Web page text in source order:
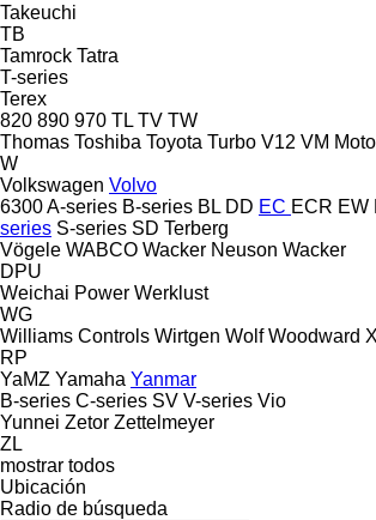
Takeuchi
TB
Tamrock Tatra
T-series
Terex
820 890 970 TL TV TW
Thomas Toshiba Toyota Turbo V12 VM
W
Volkswagen Volvo
6300A-series B-series BL DD EC ECR EW
series S-series SD Terberg
Vögele WABCO Wacker Neuson Wacker
DPU
Weichai Power Werklust
WG
Williams Controls Wirtgen Wolf Woodward
RP
YaMZ Yamaha Yanmar
B-series C-series SV V-series Vio
Yunnei Zetor Zettelmeyer
ZL
mostrar todos
Ubicación
Radio de búsqueda